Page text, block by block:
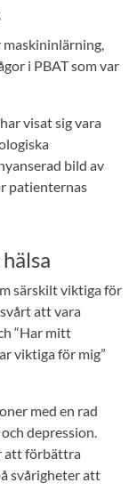
maskininlärning,
i PBAT som var
visat sig vara
bild av
patienternas
särskilt viktiga för
att vara
“Har mitt
viktiga för mig”
med en rad
depression.
att förbättra
svårigheter att